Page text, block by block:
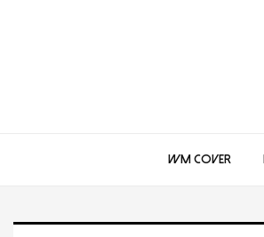
WM COVER